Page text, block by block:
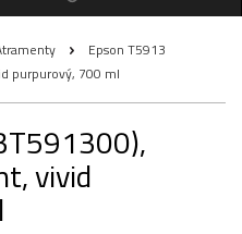
Epson T5913
purpurový, 700 ml
vivid